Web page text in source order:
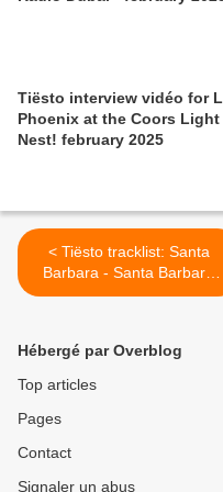
Tiësto interview vidéo for
Phoenix at the Coors Light
Nest! february 2025
< Tiësto tracklist: Santa
Barbara - Santa Barbara
CA 06 oct 2011
Hébergé par Overblog
Top articles
Pages
Contact
Signaler un abus